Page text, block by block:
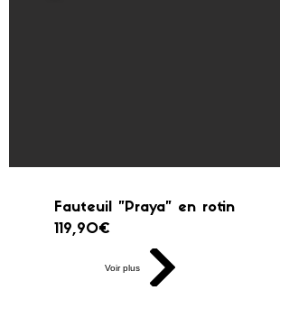
Fauteuil "Praya" en rotin
119,90€
Voir plus